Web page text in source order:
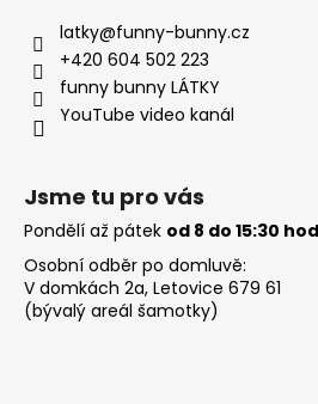
latky@funny-bunny.cz
+420 604 502 223
funny bunny LÁTKY
YouTube video kanál
Jsme tu pro vás
Pondělí až pátek od 8 do 15:30
Osobní odběr po domluvě:
V domkách 2a, Letovice 679 61
(bývalý areál šamotky)